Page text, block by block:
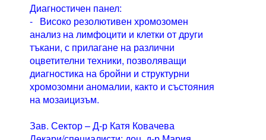
Диагностичен панел:
- Високо резолютивен хромозомен
анализ на лимфоцити и клетки от други
тъкани, с прилагане на различни
оцветителни техники, позволяващи
диагностика на бройни и структурни
хромозомни аномалии, както и състояния
на мозаицизъм.
Зав. Сектор – Д-р Катя Ковачева